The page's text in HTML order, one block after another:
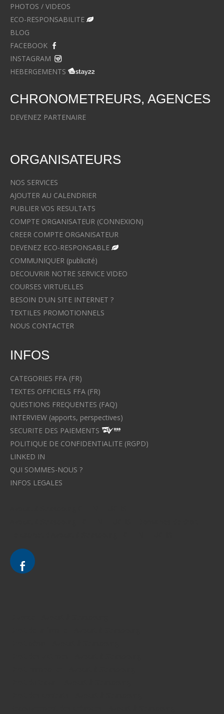
PHOTOS / VIDEOS
ECO-RESPONSABILITE
BLOG
FACEBOOK
INSTAGRAM
HEBERGEMENTS
CHRONOMETREURS, AGENCES
DEVENEZ PARTENAIRE
ORGANISATEURS
NOS SERVICES
AJOUTER AU CALENDRIER
PUBLIER VOS RESULTATS
COMPTE ORGANISATEUR (CONNEXION)
CREER COMPTE ORGANISATEUR
DEVENEZ ECO-RESPONSABLE
COMMUNIQUER (publicité)
DECOUVRIR NOTRE SERVICE VIDEO
COURSES VIRTUELLES
BESOIN D'UN SITE INTERNET ?
TEXTILES PROMOTIONNELS
NOUS CONTACTER
INFOS
CATEGORIES FFA (FR)
TEXTES OFFICIELS FFA (FR)
QUESTIONS FREQUENTES (FAQ)
INTERVIEW (apports, perspectives)
SECURITE DES PAIEMENTS
POLITIQUE DE CONFIDENTIALITE (RGPD)
LINKED IN
QUI SOMMES-NOUS ?
INFOS LEGALES